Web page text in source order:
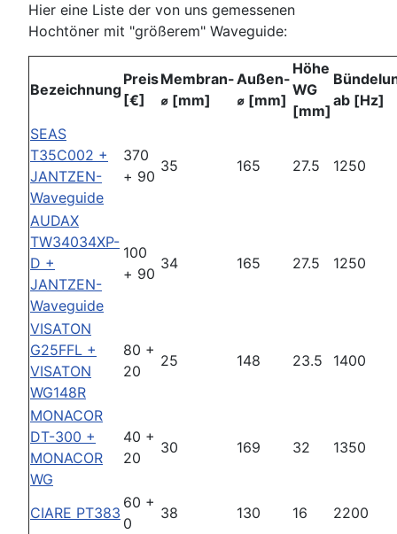
Hier eine Liste der von uns gemessenen
Hochtöner mit "größerem" Waveguide:
Bezeichnung
Preis
[€]
Membran-
⌀ [mm]
Außen-
⌀ [mm]
Höhe
WG
[mm]
ab [Hz]
SEAS
T35C002 +
JANTZEN-
Waveguide
370
+ 90
35 165 27.5 1250
AUDAX
TW34034XP-
D +
JANTZEN-
Waveguide
100
+ 90
34 165 27.5 1250
VISATON
G25FFL +
VISATON
WG148R
80 +
20
25 148 23.5 1400
MONACOR
DT-300 +
MONACOR
WG
40 +
20
30 169 32 1350
CIARE PT383
60 +
0
38 130 16
2200